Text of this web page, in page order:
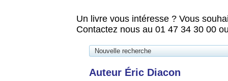
Un livre vous intéresse ? Vous
Contactez nous au 01 47 34 30 00
Nouvelle recherche
Auteur Éric Diacon